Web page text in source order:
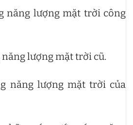
năng lượng mặt trời công
lượng mặt trời cũ.
năng lượng mặt trời của